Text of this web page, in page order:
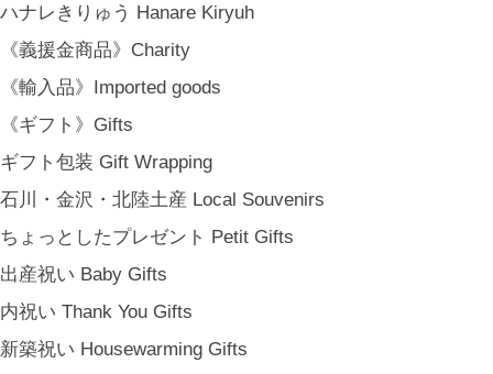
ハナレきりゅう Hanare Kiryuh
《義援金商品》Charity
《輸入品》Imported goods
《ギフト》Gifts
ギフト包装 Gift Wrapping
石川・金沢・北陸土産 Local Souvenirs
ちょっとしたプレゼント Petit Gifts
出産祝い Baby Gifts
内祝い Thank You Gifts
新築祝い Housewarming Gifts